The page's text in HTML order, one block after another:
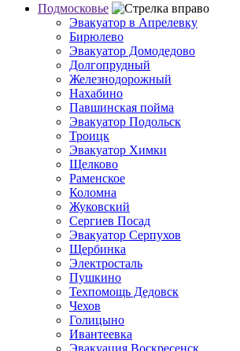
Подмосковье
Эвакуатор в Апрелевку
Бирюлево
Эвакуатор Домодедово
Долгопрудный
Железнодорожный
Нахабино
Павшинская пойма
Эвакуатор Подольск
Троицк
Эвакуатор Химки
Щелково
Раменское
Коломна
Жуковский
Сергиев Посад
Эвакуатор Серпухов
Щербинка
Электросталь
Пушкино
Техпомощь Дедовск
Чехов
Голицыно
Ивантеевка
Эвакуация Воскресенск